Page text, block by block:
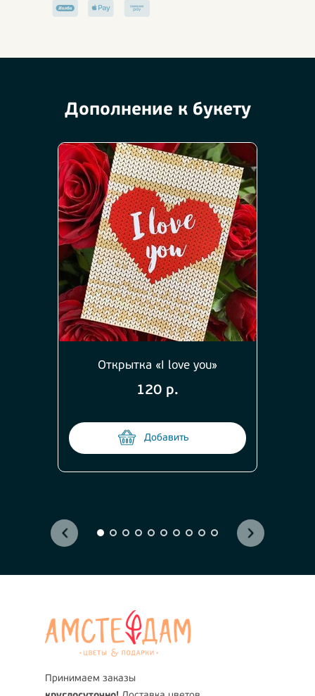
Дополнение к букету
Открытка «I love you»
120 р.
Добавить
Принимаем заказы